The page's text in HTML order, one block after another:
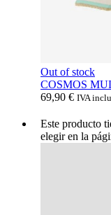
Out of stock
COSMOS
69,90 € IVA
Este producto
elegir en la